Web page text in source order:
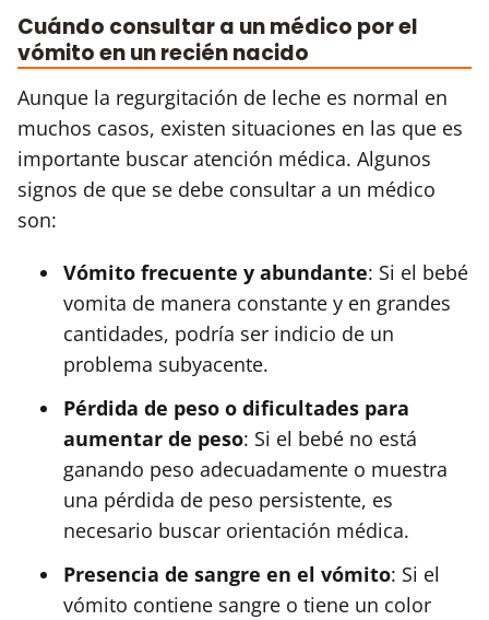
Cuándo consultar a un médico por el
vómito en un recién nacido
Aunque la regurgitación de leche es normal en
muchos casos, existen situaciones en las que es
importante buscar atención médica. Algunos
signos de que se debe consultar a un médico
son:
Vómito frecuente y abundante: Si el bebé
vomita de manera constante y en grandes
cantidades, podría ser indicio de un
problema subyacente.
Pérdida de peso o dificultades para
aumentar de peso: Si el bebé no está
ganando peso adecuadamente o muestra
una pérdida de peso persistente, es
necesario buscar orientación médica.
Presencia de sangre en el vómito: Si el
vómito contiene sangre o tiene un color